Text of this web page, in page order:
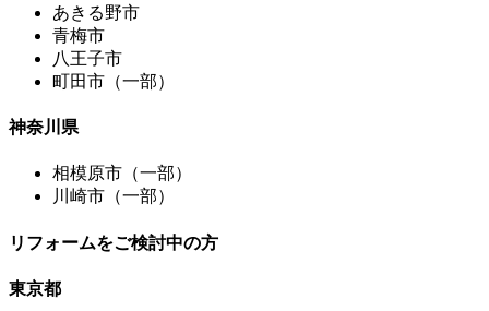
あきる野市
青梅市
八王子市
町田市（一部）
神奈川県
相模原市（一部）
川崎市（一部）
リフォームをご検討中の方
東京都